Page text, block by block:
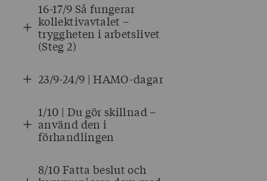
16-17/9 Så fungerar
kollektivavtalet –
tryggheten i arbetslivet
(Steg 2)
23/9-24/9 | HAMO-dagar
1/10 | Du gör skillnad –
använd den i
förhandlingen
8/10 Fatta beslut och